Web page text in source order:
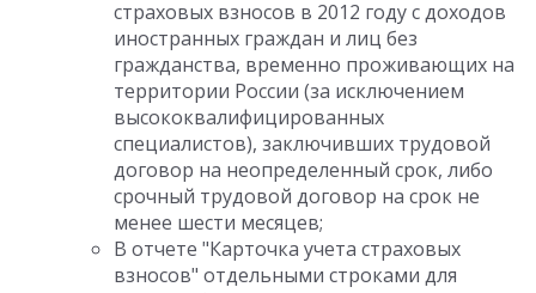
страховых взносов в 2012 году с доходов
иностранных граждан и лиц без
гражданства, временно проживающих на
территории России (за исключением
высококвалифицированных
специалистов), заключивших трудовой
договор на неопределенный срок, либо
срочный трудовой договор на срок не
менее шести месяцев;
В отчете "Карточка учета страховых
взносов" отдельными строками для